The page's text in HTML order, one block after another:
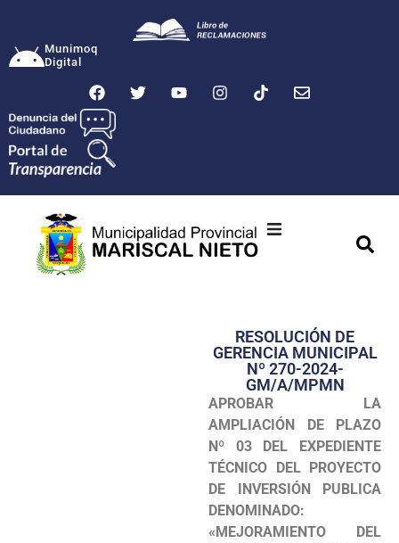
Munimoq
Digital
Transparencia
Seguridad
Programas
Intranet
RESOLUCIÓN DE
GERENCIA MUNICIPAL
Nº 270-2024-
GM/A/MPMN
APROBAR LA
AMPLIACIÓN DE PLAZO
Nº 03 DEL EXPEDIENTE
TÉCNICO DEL PROYECTO
DE INVERSIÓN PUBLICA
DENOMINADO:
«MEJORAMIENTO DEL